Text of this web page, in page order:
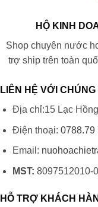
HỘ KINH
Shop chuyên nước
trợ ship trên toàn
LIÊN HỆ VỚI CHÚNG
Địa chỉ:15 Lạc
Điện thoại: 0788.79
Email:
MST: 8097512010-
HỖ TRỢ KHÁCH